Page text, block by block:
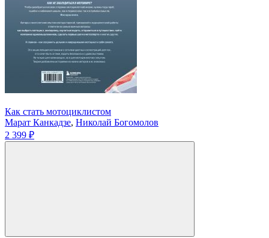
Как стать мотоциклистом
Марат Канкадзе, Николай Богомолов
2 399 ₽